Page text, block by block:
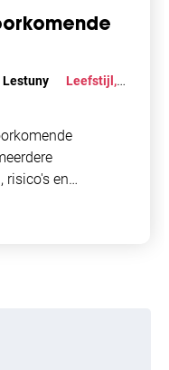
Leefstijl ,
risico's en
we enkele